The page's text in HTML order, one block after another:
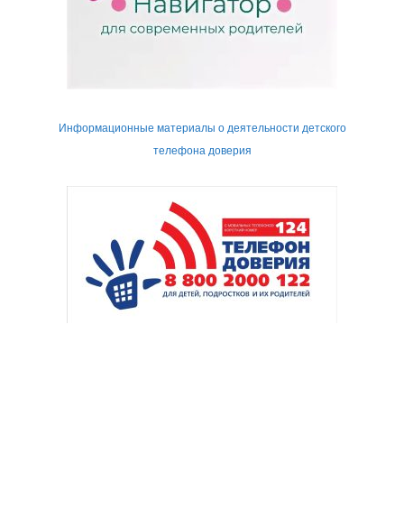
Информационные материалы о деятельности детского
телефона доверия